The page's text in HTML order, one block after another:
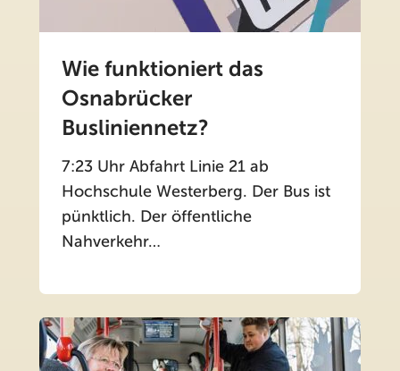
Wie funktioniert das
Osnabrücker
Busliniennetz?
7:23 Uhr Abfahrt Linie 21 ab
Hochschule Westerberg. Der Bus ist
pünktlich. Der öffentliche
Nahverkehr…